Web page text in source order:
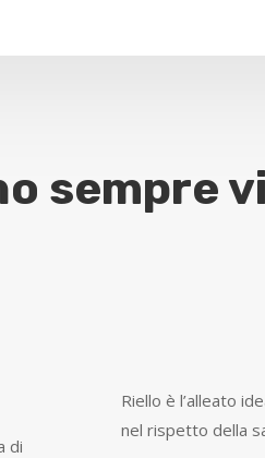
sempre
di
​Riello è l’alleato
nel rispetto della